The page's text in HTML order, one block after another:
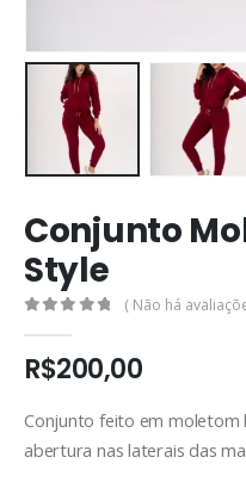
Conjunto
Style
( Não há
R$200,00
Conjunto feito em moletom
abertura nas laterais das